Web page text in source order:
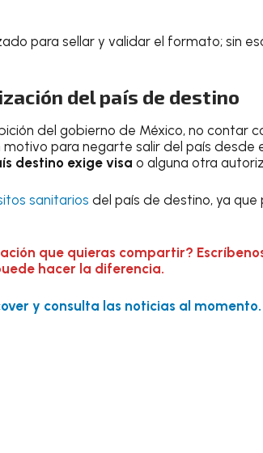
para sellar y validar el formato; sin
del país de destino
del gobierno de México, no contar
para negarte salir del país desde
destino exige visa o alguna otra
sanitarios del país de destino, ya
que quieras compartir?
hacer la diferencia.
y consulta las noticias al momento.